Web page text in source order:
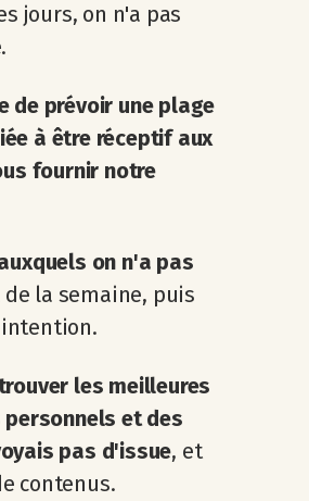
jours, on n'a pas
de prévoir une plage
à être réceptif aux
fournir notre
on n'a pas
la semaine, puis
les meilleures
et des
pas d'issue, et
contenus.